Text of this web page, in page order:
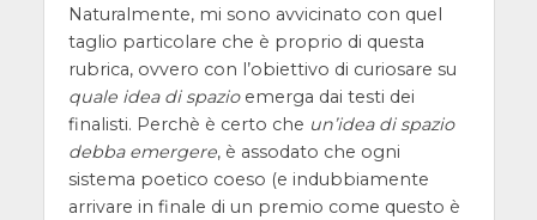
Naturalmente, mi sono avvicinato con quel
taglio particolare che è proprio di questa
rubrica, ovvero con l’obiettivo di curiosare su
quale idea di spazioemerga dai testi dei
finalisti. Perchè è certo che un’idea di spazio
debba emergere, è assodato che ogni
sistema poetico coeso (e indubbiamente
arrivare in finale di un premio come questo è